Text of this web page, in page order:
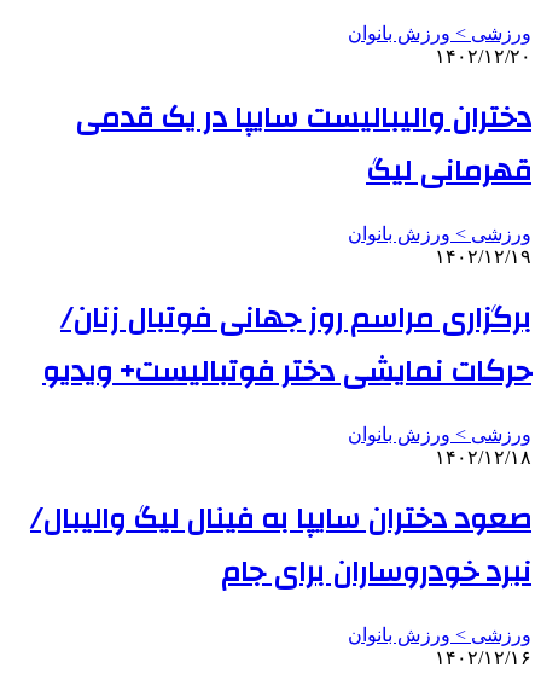
ورزشی > ورزش بانوان
۱۴۰۲/۱۲/۲۰
دختران والیبالیست سایپا در یک قدمی
قهرمانی لیگ
ورزشی > ورزش بانوان
۱۴۰۲/۱۲/۱۹
برگزاری مراسم روز جهانی فوتبال زنان/
حرکات نمایشی دختر فوتبالیست+ ویدیو
ورزشی > ورزش بانوان
۱۴۰۲/۱۲/۱۸
صعود دختران سایپا به فینال لیگ والیبال/
نبرد خودروساران برای جام
ورزشی > ورزش بانوان
۱۴۰۲/۱۲/۱۶